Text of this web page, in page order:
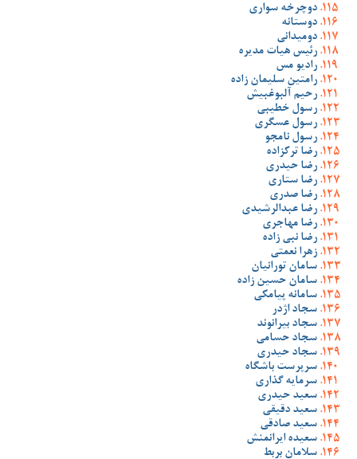
دوچرخه سواری
دوستانه
دومیدانی
رئیس هیات مدیره
رادیو مس
رامتین سلیمان زاده
رحیم آلبوغبیش
رسول خطیبی
رسول عسگری
رسول نامجو
رضا ترکزاده
رضا حیدری
رضا ستاری
رضا صدری
رضا عبدالرشیدی
رضا مهاجری
رضا نبی زاده
زهرا نعمتی
سامان تورانیان
سامان حسین زاده
سامانه پیامکی
سجاد اژدر
سجاد بیرانوند
سجاد حسامی
سجاد حیدری
سرپرست باشگاه
سرمایه گذاری
سعید حیدری
سعید دقیقی
سعید صادقی
سعیده ایرانمنش
سلامان بربط